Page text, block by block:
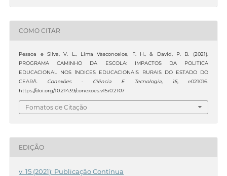
COMO CITAR
Pessoa e Silva, V. L., Lima Vasconcelos, F. H., & David, P. B. (2021).
PROGRAMA CAMINHO DA ESCOLA: IMPACTOS DA POLÍTICA
EDUCACIONAL NOS ÍNDICES EDUCACIONAIS RURAIS DO ESTADO DO
CEARÁ. Conexões - Ciência E Tecnologia, 15, e021016.
https://doi.org/10.21439/conexoes.v15i0.2107
Fomatos de Citação
EDIÇÃO
v. 15 (2021): Publicação Contínua